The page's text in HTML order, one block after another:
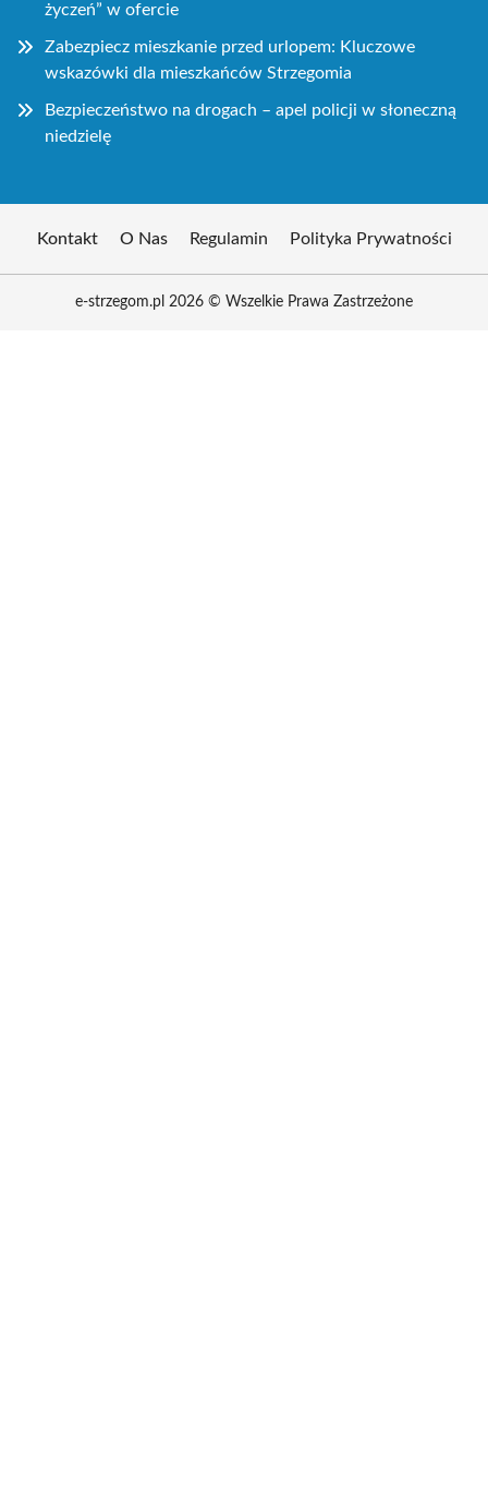
życzeń” w ofercie
Zabezpiecz mieszkanie przed urlopem: Kluczowe
wskazówki dla mieszkańców Strzegomia
Bezpieczeństwo na drogach – apel policji w słoneczną
niedzielę
Kontakt O Nas Regulamin Polityka Prywatności
e-strzegom.pl 2026 © Wszelkie Prawa Zastrzeżone